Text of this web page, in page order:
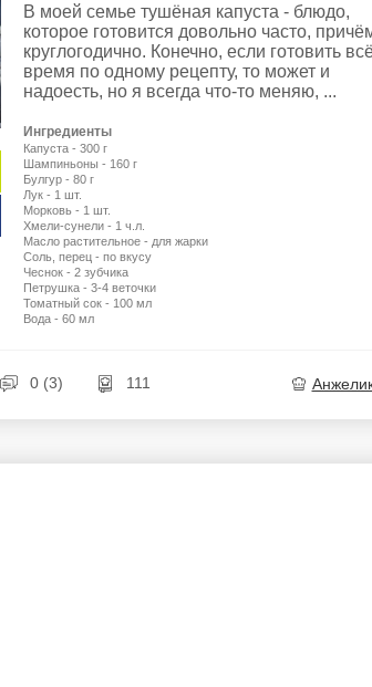
В моей семье тушёная капуста - блюдо,
которое готовится довольно часто,
круглогодично. Конечно, если готовить
время по одному рецепту, то может и
надоесть, но я всегда что-то меняю, ...
Ингредиенты
Капуста - 300 г
Шампиньоны - 160 г
Булгур - 80 г
Лук - 1 шт.
Морковь - 1 шт.
Хмели-сунели - 1 ч.л.
Масло растительное - для жарки
Соль, перец - по вкусу
Чеснок - 2 зубчика
Петрушка - 3-4 веточки
Томатный сок - 100 мл
Вода - 60 мл
0 (3) 111